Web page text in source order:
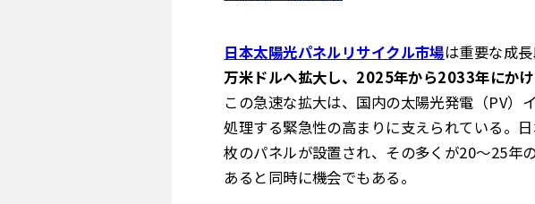
日本太陽光パネルリサイクル市場は重要な成長
万米ドルへ拡大し、2025年から2033年にか
この急速な拡大は、国内の太陽光発電（PV）
処理する緊急性の高まりに支えられている。
枚のパネルが設置され、その多くが20～25年
あると同時に機会でもある。